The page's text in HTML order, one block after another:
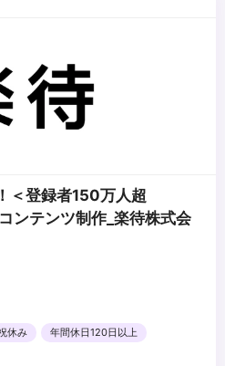
業成果（視聴完了率/CV/エンゲージ
静に対応し、最適な判断ができる方
ブランドなど、他職種メンバーと建
＜登録者150万人超
ンテンツ制作_楽待株式会
休み
年間休日120日以上